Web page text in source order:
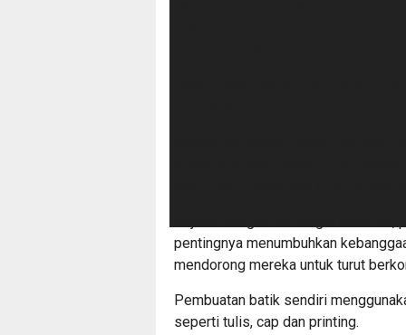
pentingnya menumbuhkan
mendorong mereka untuk turut
Pembuatan batik sendiri
seperti tulis, cap dan printing.